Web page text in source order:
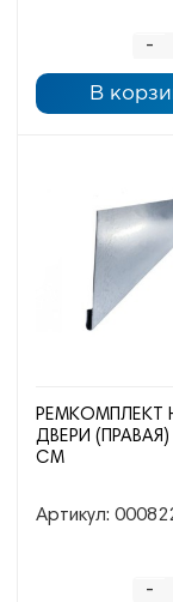
-
В
РЕМКОМПЛЕКТ
ДВЕРИ (ПРАВАЯ)
СМ
Артикул:
-